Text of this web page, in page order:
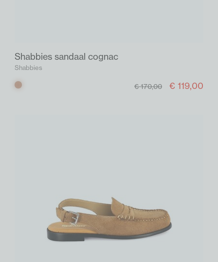
Shabbies sandaal cognac
Shabbies
Cognac € 170,00 € 119,00